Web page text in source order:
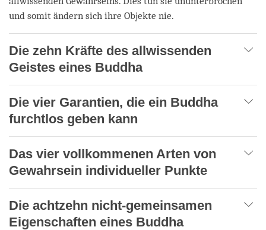
und somit ändern sich ihre Objekte nie.
Die zehn Kräfte des allwissenden
Geistes eines Buddha
Die vier Garantien, die ein Buddha
furchtlos geben kann
Das vier vollkommenen Arten von
Gewahrsein individueller Punkte
Die achtzehn nicht-gemeinsamen
Eigenschaften eines Buddha